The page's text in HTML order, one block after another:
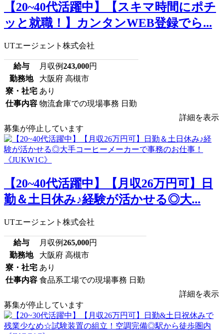
【20~40代活躍中】【スキマ時間にポチ
ッと就職！】カンタンWEB登録でら...
UTエージェント株式会社
給与 月収例243,000円
勤務地
大阪府 高槻市
寮・社宅 あり
仕事内容 物流倉庫での現場事務 日勤
詳細を表示
募集が停止しています
【20~40代活躍中】【月収26万円可】日
勤＆土日休み♪経験が活かせる◎大...
UTエージェント株式会社
給与 月収例265,000円
勤務地
大阪府 高槻市
寮・社宅 あり
仕事内容 食品系工場での現場事務 日勤
詳細を表示
募集が停止しています